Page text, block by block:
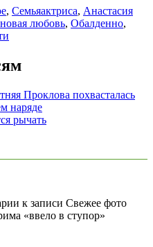
, Семьяактриса, Анастасия
новая любовь, Обалденно,
Проклова похвасталась
наряде
рычать
к записи Свежее фото
«ввело в ступор»